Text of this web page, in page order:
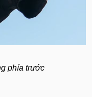
phía trước